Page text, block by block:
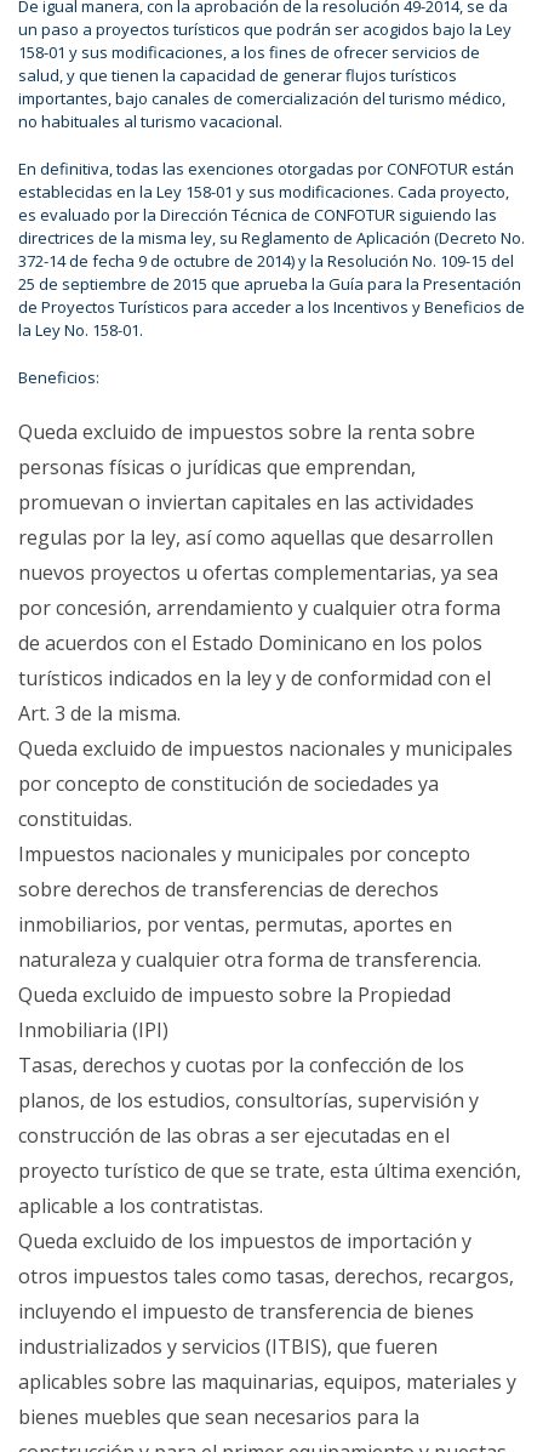
De igual manera, con la aprobación de la resolución 49-2014, se da
un paso a proyectos turísticos que podrán ser acogidos bajo la Ley
158-01 y sus modificaciones, a los fines de ofrecer servicios de
salud, y que tienen la capacidad de generar flujos turísticos
importantes, bajo canales de comercialización del turismo médico,
no habituales al turismo vacacional.
En definitiva, todas las exenciones otorgadas por CONFOTUR están
establecidas en la Ley 158-01 y sus modificaciones. Cada proyecto,
es evaluado por la Dirección Técnica de CONFOTUR siguiendo las
directrices de la misma ley, su Reglamento de Aplicación (Decreto No.
372-14 de fecha 9 de octubre de 2014) y la Resolución No. 109-15 del
25 de septiembre de 2015 que aprueba la Guía para la Presentación
de Proyectos Turísticos para acceder a los Incentivos y Beneficios de
la Ley No. 158-01.
Beneficios:
Queda excluido de impuestos sobre la renta sobre
personas físicas o jurídicas que emprendan,
promuevan o inviertan capitales en las actividades
regulas por la ley, así como aquellas que desarrollen
nuevos proyectos u ofertas complementarias, ya sea
por concesión, arrendamiento y cualquier otra forma
de acuerdos con el Estado Dominicano en los polos
turísticos indicados en la ley y de conformidad con el
Art. 3 de la misma.
Queda excluido de impuestos nacionales y municipales
por concepto de constitución de sociedades ya
constituidas.
Impuestos nacionales y municipales por concepto
sobre derechos de transferencias de derechos
inmobiliarios, por ventas, permutas, aportes en
naturaleza y cualquier otra forma de transferencia.
Queda excluido de impuesto sobre la Propiedad
Inmobiliaria (IPI)
Tasas, derechos y cuotas por la confección de los
planos, de los estudios, consultorías, supervisión y
construcción de las obras a ser ejecutadas en el
proyecto turístico de que se trate, esta última exención,
aplicable a los contratistas.
Queda excluido de los impuestos de importación y
otros impuestos tales como tasas, derechos, recargos,
incluyendo el impuesto de transferencia de bienes
industrializados y servicios (ITBIS), que fueren
aplicables sobre las maquinarias, equipos, materiales y
bienes muebles que sean necesarios para la